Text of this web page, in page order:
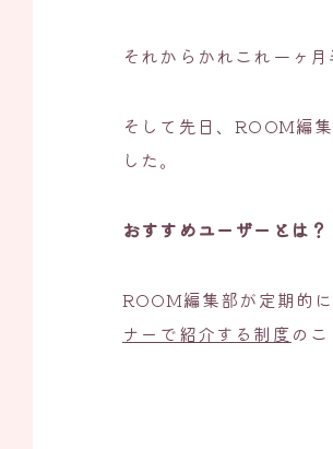
それからかれこれ一ヶ
そして先日、ROOM編
した。
おすすめユーザーとは？
ROOM編集部が定期的
ナーで紹介する制度のこ